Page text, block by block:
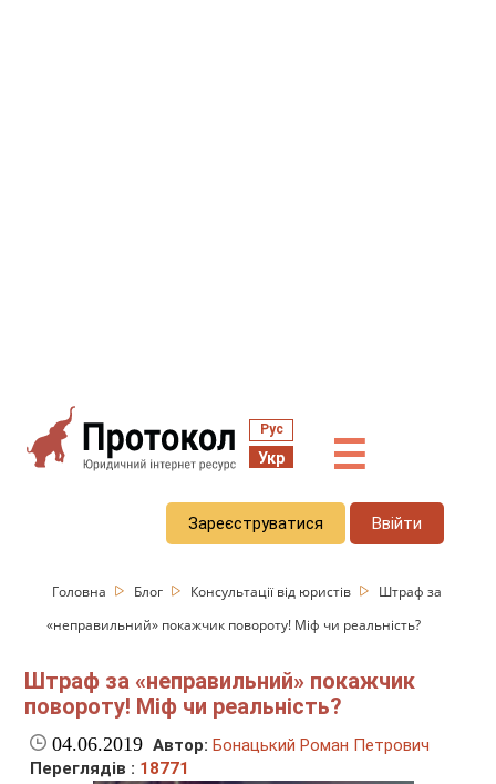
Рус
Укр ☰
Зареєструватися Ввійти
Головна Блог Консультації від юристів
Штраф за
«неправильний» покажчик повороту! Міф чи реальність?
Штраф за «неправильний» покажчик
повороту! Міф чи реальність?
04.06.2019 Автор: Бонацький Роман Петрович
Переглядів : 18771